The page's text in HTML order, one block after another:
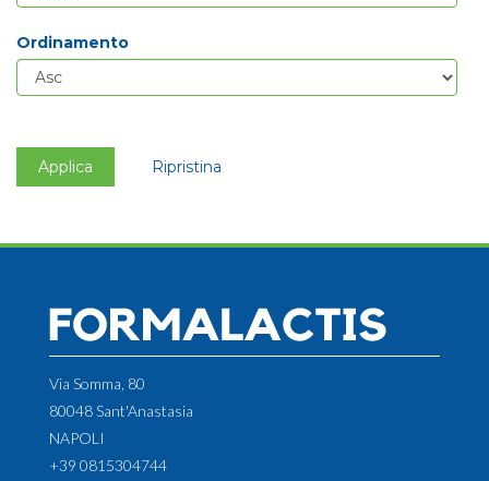
Ordinamento
Applica Ripristina
Via Somma, 80
80048 Sant'Anastasia
NAPOLI
+39 0815304744